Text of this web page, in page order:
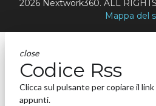
2026 Nextwork360. ALL
Mappa del
close
Codice Rss
Clicca sul pulsante per copiare il link
appunti.